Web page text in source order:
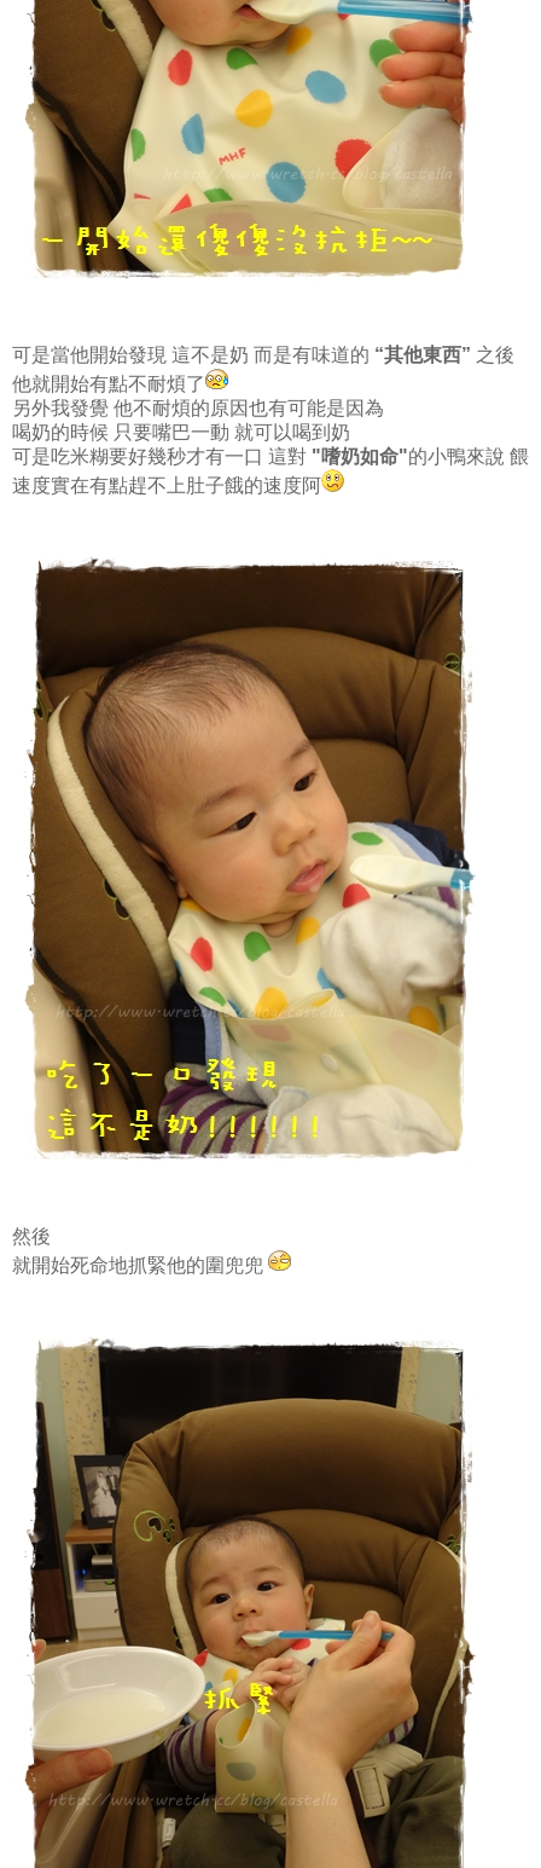
可是當他開始發現 這不是奶 而是有味道的 “其他東西” 之後
他就開始有點不耐煩了
另外我發覺 他不耐煩的原因也有可能是因為
喝奶的時候 只要嘴巴一動 就可以喝到奶
可是吃米糊要好幾秒才有一口 這對 "嗜奶如命"的小鴨來說 餵
速度實在有點趕不上肚子餓的速度阿
然後
就開始死命地抓緊他的圍兜兜